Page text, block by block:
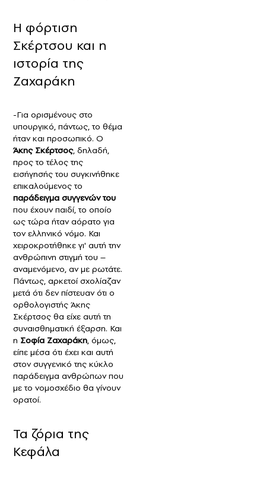
Η φόρτιση
Σκέρτσου και η
ιστορία της
Ζαχαράκη
-Για ορισμένους στο
υπουργικό, πάντως, το θέμα
ήταν και προσωπικό. Ο
Άκης Σκέρτσος, δηλαδή,
προς το τέλος της
εισήγησής του συγκινήθηκε
επικαλούμενος το
παράδειγμα συγγενών του
που έχουν παιδί, το οποίο
ως τώρα ήταν αόρατο για
τον ελληνικό νόμο. Και
χειροκροτήθηκε γι' αυτή την
ανθρώπινη στιγμή του –
αναμενόμενο, αν με ρωτάτε.
Πάντως, αρκετοί σχολίαζαν
μετά ότι δεν πίστευαν ότι ο
ορθολογιστής Άκης
Σκέρτσος θα είχε αυτή τη
συναισθηματική έξαρση. Και
η Σοφία Ζαχαράκη, όμως,
είπε μέσα ότι έχει και αυτή
στον συγγενικό της κύκλο
παράδειγμα ανθρώπων που
με το νομοσχέδιο θα γίνουν
ορατοί.
Τα ζόρια της
Κεφάλα